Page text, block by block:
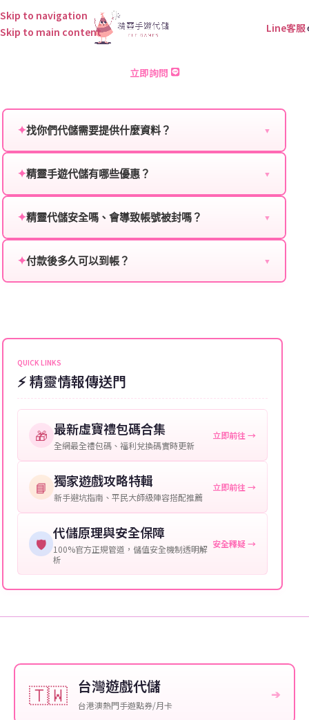
Skip to navigation
Skip to main content
Line客服
血騎士 : 放置型動作RPG 儲值
立即詢問
✦找你們代儲需要提供什麼資料？ ▼
服：
角色名稱：您遊戲中的角色名稱。
等級：角色的當前等級。
提供這些信息能幫助我們更快地處理您的代儲需求，確
保您盡享遊戲樂趣！
✦精靈手遊代儲有哪些優惠？ ▼
贈送、大額儲值優惠及節日限定活動，儲值最低6折
✦精靈代儲安全嗎、會導致帳號被封嗎？ ▼
單，不使用外掛程式、非法點數或異常儲值管道。您獲
✦付款後多久可以到帳？ ▼
可直接聯絡客服查詢訂單進度。
QUICK LINKS
⚡ 精靈情報傳送門
🎁 最新虛寶禮包碼合集
全網最全禮包碼、福利兌換碼實時更新
立即前往 →
📘 獨家遊戲攻略特輯
新手避坑指南、平民大師級陣容搭配推薦
立即前往 →
🛡️
代儲原理與安全保障
100%官方正規管道，儲值安全機制透明解
析
安全釋疑 →
🇹🇼 台灣遊戲代儲
台港澳熱門手遊點券/月卡
➔